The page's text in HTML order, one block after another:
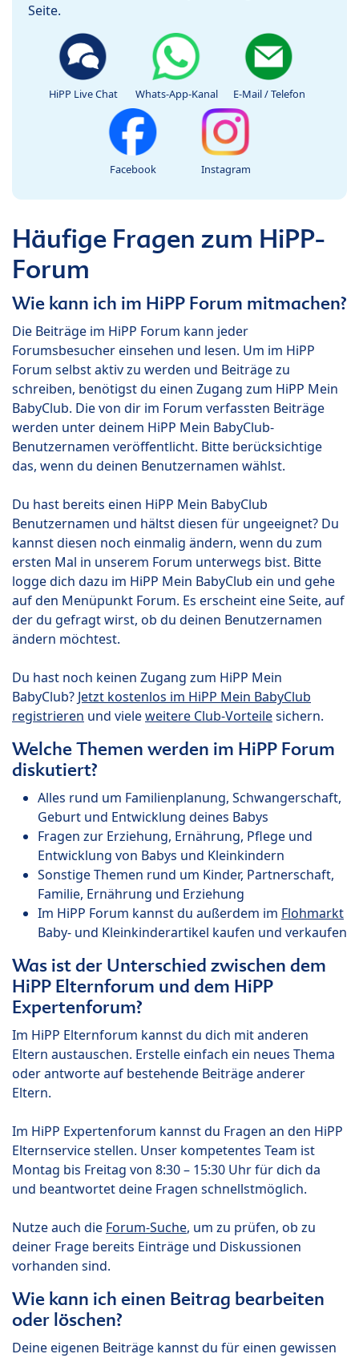
Seite.
HiPP Live Chat Whats-App-Kanal E-Mail / Telefon
Facebook Instagram
Häufige Fragen zum HiPP-
Forum
Wie kann ich im HiPP Forum mitmachen?
Die Beiträge im HiPP Forum kann jeder
Forumsbesucher einsehen und lesen. Um im HiPP
Forum selbst aktiv zu werden und Beiträge zu
schreiben, benötigst du einen Zugang zum HiPP Mein
BabyClub. Die von dir im Forum verfassten Beiträge
werden unter deinem HiPP Mein BabyClub-
Benutzernamen veröffentlicht. Bitte berücksichtige
das, wenn du deinen Benutzernamen wählst.
Du hast bereits einen HiPP Mein BabyClub
Benutzernamen und hältst diesen für ungeeignet? Du
kannst diesen noch einmalig ändern, wenn du zum
ersten Mal in unserem Forum unterwegs bist. Bitte
logge dich dazu im HiPP Mein BabyClub ein und gehe
auf den Menüpunkt Forum. Es erscheint eine Seite, auf
der du gefragt wirst, ob du deinen Benutzernamen
ändern möchtest.
Du hast noch keinen Zugang zum HiPP Mein
BabyClub? Jetzt kostenlos im HiPP Mein BabyClub
registrieren und vieleweitere Club-Vorteilesichern.
Welche Themen werden im HiPP Forum
diskutiert?
Alles rund um Familienplanung, Schwangerschaft,
Geburt und Entwicklung deines Babys
Fragen zur Erziehung, Ernährung, Pflege und
Entwicklung von Babys und Kleinkindern
Sonstige Themen rund um Kinder, Partnerschaft,
Familie, Ernährung und Erziehung
Im HiPP Forum kannst du außerdem im Flohmarkt
Baby- und Kleinkinderartikel kaufen und verkaufen
Was ist der Unterschied zwischen dem
HiPP Elternforum und dem HiPP
Expertenforum?
Im HiPP Elternforum kannst du dich mit anderen
Eltern austauschen. Erstelle einfach ein neues Thema
oder antworte auf bestehende Beiträge anderer
Eltern.
Im HiPP Expertenforum kannst du Fragen an den HiPP
Elternservice stellen. Unser kompetentes Team ist
Montag bis Freitag von 8:30 – 15:30 Uhr für dich da
und beantwortet deine Fragen schnellstmöglich.
Nutze auch die Forum-Suche, um zu prüfen, ob zu
deiner Frage bereits Einträge und Diskussionen
vorhanden sind.
Wie kann ich einen Beitrag bearbeiten
oder löschen?
Deine eigenen Beiträge kannst du für einen gewissen